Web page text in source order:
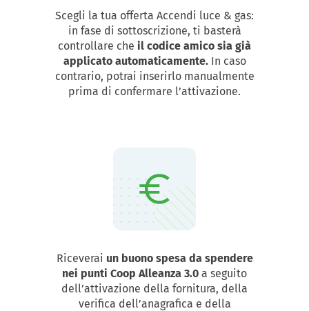
Scegli la tua offerta Accendi luce & gas:
in fase di sottoscrizione, ti basterà
controllare che il codice amico sia già
applicato automaticamente.In caso
contrario, potrai inserirlo manualmente
prima di confermare l’attivazione.
Riceverai un buono spesa da spendere
nei punti Coop Alleanza 3.0 a seguito
dell’attivazione della fornitura, della
verifica dell’anagrafica e della